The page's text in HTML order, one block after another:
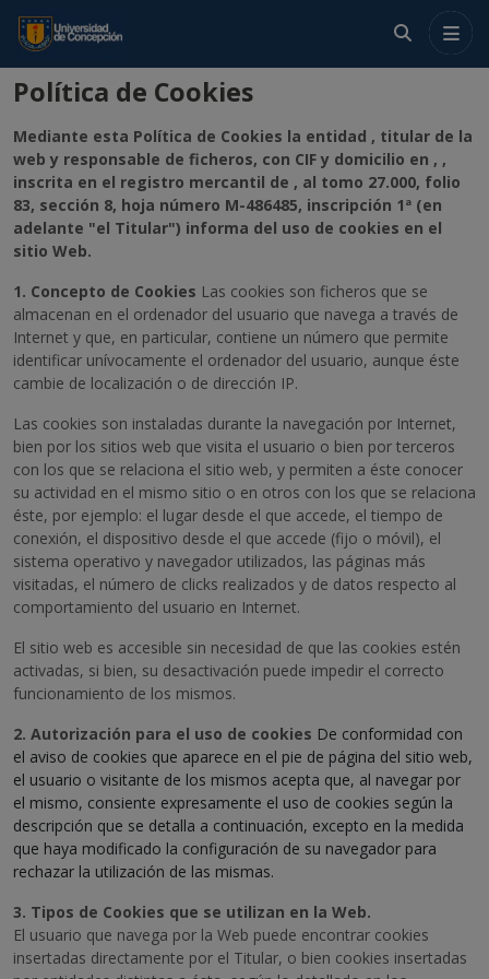
Menú
Crea tu cuenta
Ingresa
Política de Cookies
Mediante esta Política de Cookies la entidad , titular de la
web y responsable de ficheros, con CIF y domicilio en , ,
inscrita en el registro mercantil de , al tomo 27.000, folio
83, sección 8, hoja número M-486485, inscripción 1ª (en
adelante "el Titular") informa del uso de cookies en el
sitio Web.
1. Concepto de Cookies Las cookies son ficheros que se
almacenan en el ordenador del usuario que navega a través de
Internet y que, en particular, contiene un número que permite
identificar unívocamente el ordenador del usuario, aunque éste
cambie de localización o de dirección IP.
Las cookies son instaladas durante la navegación por Internet,
bien por los sitios web que visita el usuario o bien por terceros
con los que se relaciona el sitio web, y permiten a éste conocer
su actividad en el mismo sitio o en otros con los que se relaciona
éste, por ejemplo: el lugar desde el que accede, el tiempo de
conexión, el dispositivo desde el que accede (fijo o móvil), el
sistema operativo y navegador utilizados, las páginas más
visitadas, el número de clicks realizados y de datos respecto al
comportamiento del usuario en Internet.
El sitio web es accesible sin necesidad de que las cookies estén
activadas, si bien, su desactivación puede impedir el correcto
funcionamiento de los mismos.
2. Autorización para el uso de cookies De conformidad con
el aviso de cookies que aparece en el pie de página del sitio web,
el usuario o visitante de los mismos acepta que, al navegar por
el mismo, consiente expresamente el uso de cookies según la
descripción que se detalla a continuación, excepto en la medida
que haya modificado la configuración de su navegador para
rechazar la utilización de las mismas.
3. Tipos de Cookies que se utilizan en la Web.
El usuario que navega por la Web puede encontrar cookies
insertadas directamente por el Titular, o bien cookies insertadas